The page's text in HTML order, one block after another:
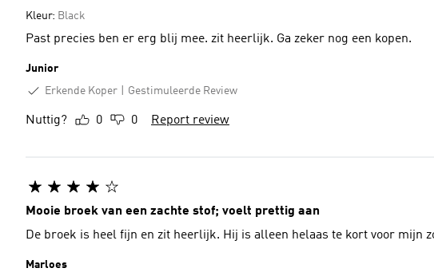
Kleur: Black
Past precies ben er erg blij mee. zit heerlijk. Ga zeker nog een kopen.
Junior
Erkende Koper
Gestimuleerde Review
Nuttig? 0 0 Report review
Mooie broek van een zachte stof; voelt prettig aan
De broek is heel fijn en zit heerlijk. Hij is alleen helaas te kort voor mijn
Marloes